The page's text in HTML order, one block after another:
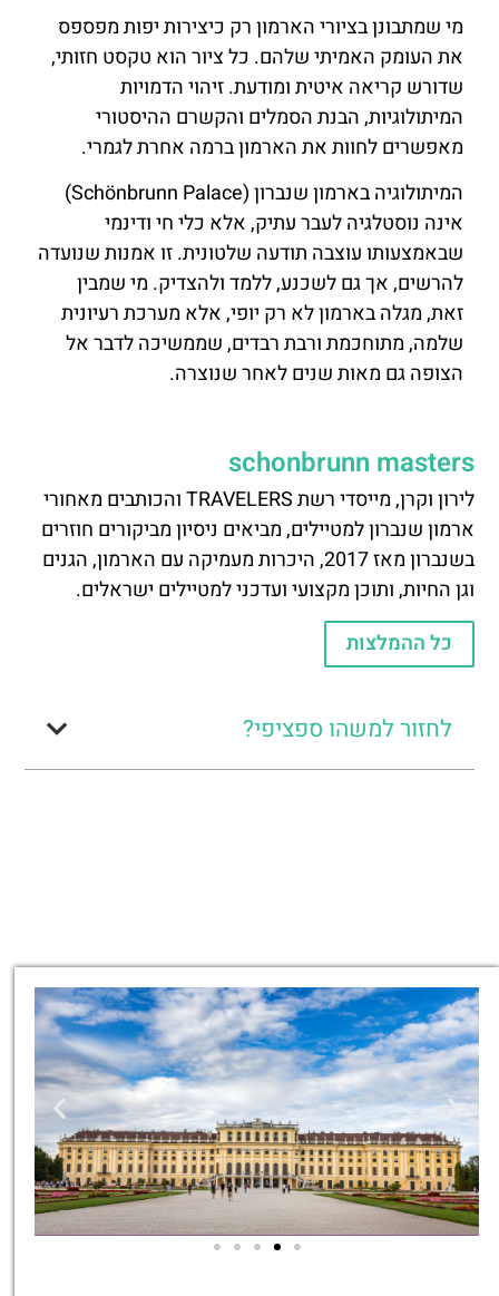
מי שמתבונן בציורי הארמון רק כיצירות יפות מפספס
את העומק האמיתי שלהם. כל ציור הוא טקסט חזותי,
שדורש קריאה איטית ומודעת. זיהוי הדמויות
המיתולוגיות, הבנת הסמלים והקשרם ההיסטורי
מאפשרים לחוות את הארמון ברמה אחרת לגמרי.
המיתולוגיה בארמון שנברון (Schönbrunn Palace)
אינה נוסטלגיה לעבר עתיק, אלא כלי חי ודינמי
שבאמצעותו עוצבה תודעה שלטונית. זו אמנות שנועדה
להרשים, אך גם לשכנע, ללמד ולהצדיק. מי שמבין
זאת, מגלה בארמון לא רק יופי, אלא מערכת רעיונית
שלמה, מתוחכמת ורבת רבדים, שממשיכה לדבר אל
הצופה גם מאות שנים לאחר שנוצרה.
schonbrunn masters
לירון וקרן, מייסדי רשת TRAVELERS והכותבים מאחורי
ארמון שנברון למטיילים, מביאים ניסיון מביקורים חוזרים
בשנברון מאז 2017, היכרות מעמיקה עם הארמון, הגנים
וגן החיות, ותוכן מקצועי ועדכני למטיילים ישראלים.
כל ההמלצות
לחזור למשהו ספציפי?